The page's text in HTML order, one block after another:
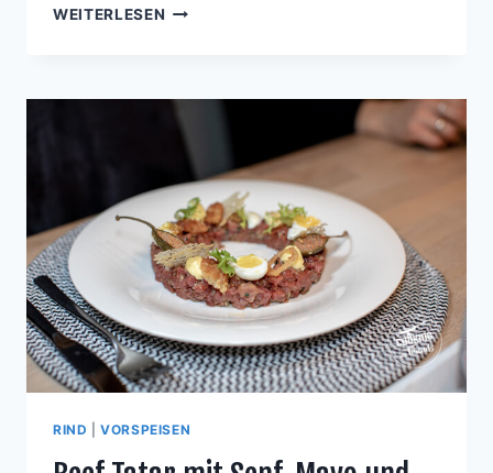
WEITERLESEN SELLERIE-
BOHNEN
UND
RIND |VORSPEISEN